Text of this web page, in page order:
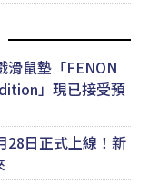
滑鼠墊「FENON
」現已接受預
28日正式上線！新